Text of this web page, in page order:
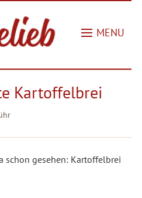
MENU
Kartoffelbrei
schon gesehen: Kartoffelbrei